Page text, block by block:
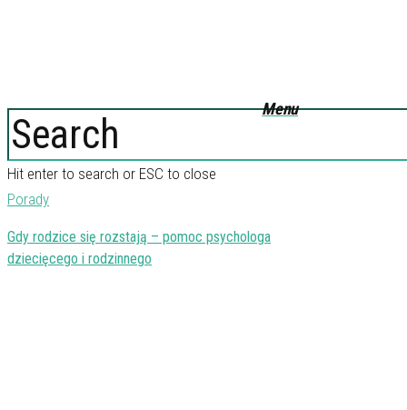
Hit enter to search or ESC to close
Menu
Category
Porady
Porady
Gdy rodzice się rozstają – pomoc psychologa
dziecięcego i rodzinnego